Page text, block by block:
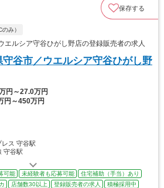
保存する
み）
ルシア守谷ひがし野店の登録販売者の求人
谷市／ウエルシア守谷ひがし野
円～27.0万円
円～450万円
ス 守谷駅
守谷駅
可能 未経験者も応募可能
住宅補助（手当）あり
店舗数30以上 登録販売者の求人 積極採用中